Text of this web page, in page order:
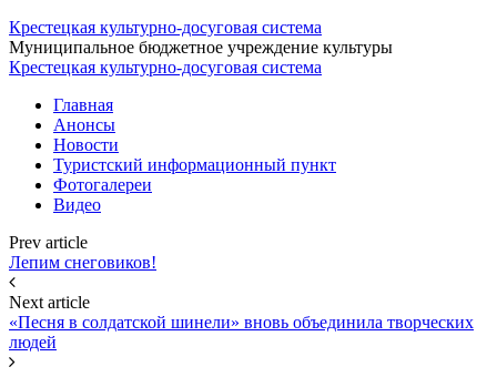
Крестецкая культурно-досуговая система
Муниципальное бюджетное учреждение культуры
Крестецкая культурно-досуговая система
Главная
Анонсы
Новости
Туристский информационный пункт
Фотогалереи
Видео
Prev article
Лепим снеговиков!
Next article
«Песня в солдатской шинели» вновь объединила творческих
людей